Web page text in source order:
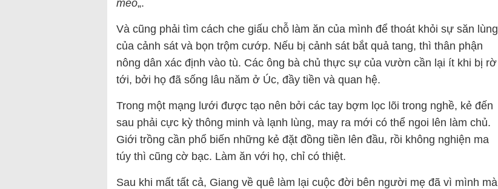
mèo„.
Và cũng phải tìm cách che giấu chỗ làm ăn của mình để thoát khỏi sự săn lùng
của cảnh sát và bọn trộm cướp. Nếu bị cảnh sát bắt quả tang, thì thân phận
nông dân xác định vào tù. Các ông bà chủ thực sự của vườn cần lại ít khi bị rờ
tới, bởi họ đã sống lâu năm ở Úc, đầy tiền và quan hệ.
Trong một mạng lưới được tạo nên bởi các tay bợm lọc lõi trong nghề, kẻ đến
sau phải cực kỳ thông minh và lạnh lùng, may ra mới có thể ngoi lên làm chủ.
Giới trồng cần phổ biến những kẻ đặt đồng tiền lên đầu, rồi không nghiện ma
túy thì cũng cờ bạc. Làm ăn với họ, chỉ có thiệt.
Sau khi mất tất cả, Giang về quê làm lại cuộc đời bên người mẹ đã vì mình mà